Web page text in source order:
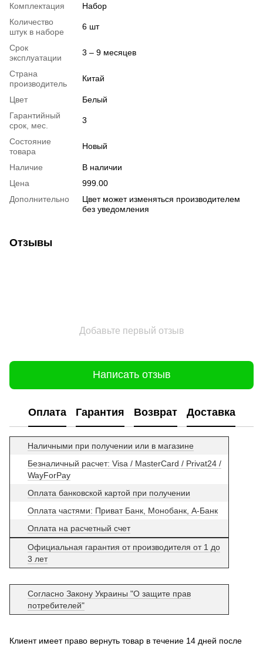
Комплектация
Набор
Количество
штук в наборе
6 шт
Срок
эксплуатации
3 – 9 месяцев
Страна
производитель
Китай
Цвет
Белый
Гарантийный
срок, мес.
3
Состояние
товара
Новый
Наличие
В наличии
Цена
999.00
Дополнительно
Цвет может изменяться производителем
без уведомления
Отзывы
Добавьте первый отзыв
Написать отзыв
Оплата Гарантия Возврат Доставка
Наличными при получении или в магазине
Безналичный расчет: Visa / MasterCard / Privat24 /
WayForPay
Оплата банковской картой при получении
Оплата частями: Приват Банк, Монобанк, А-Банк
Оплата на расчетный счет
Официальная гарантия от производителя от 1 до
3 лет
Согласно Закону Украины "О защите прав
потребителей"
Клиент имеет право вернуть товар в течение 14 дней после